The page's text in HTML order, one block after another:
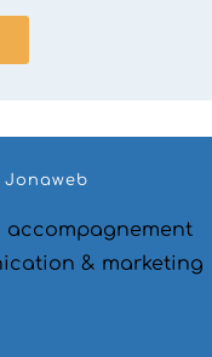
accompagnement
& marketing